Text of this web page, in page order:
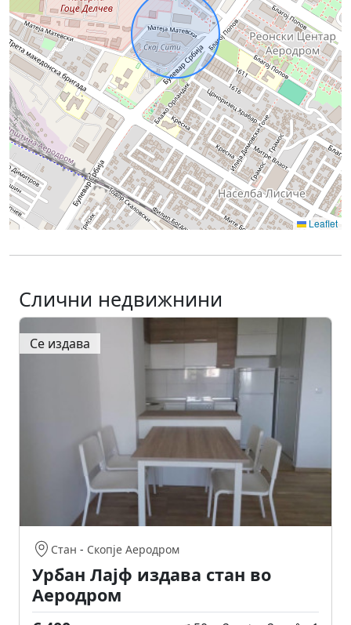
Leaflet
Слични недвижнини
Се издава
Стан - Скопје Аеродром
Урбан Лајф издава стан во
Аеродром